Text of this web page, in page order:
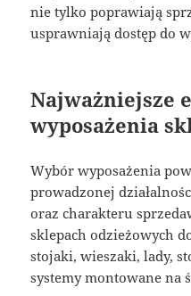
nie tylko poprawiają
usprawniają dostęp do
Najważniejsze
wyposażenia
Wybór wyposażenia
prowadzonej
oraz charakteru
sklepach odzieżowych
stojaki, wieszaki, lady,
systemy montowane na